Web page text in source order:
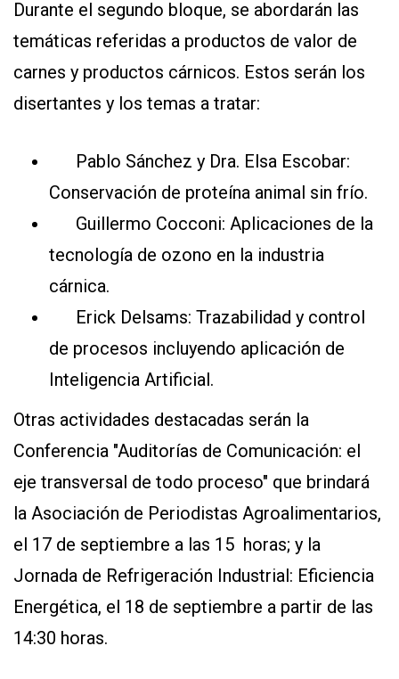
Durante el segundo bloque, se abordarán las
temáticas referidas a productos de valor de
carnes y productos cárnicos. Estos serán los
disertantes y los temas a tratar:
Pablo Sánchez y Dra. Elsa Escobar:
Conservación de proteína animal sin frío.
Guillermo Cocconi: Aplicaciones de la
tecnología de ozono en la industria
cárnica.
Erick Delsams: Trazabilidad y control
de procesos incluyendo aplicación de
Inteligencia Artificial.
Otras actividades destacadas serán la
Conferencia "Auditorías de Comunicación: el
eje transversal de todo proceso" que brindará
la Asociación de Periodistas Agroalimentarios,
el 17 de septiembre a las 15 horas; y la
Jornada de Refrigeración Industrial: Eficiencia
Energética, el 18 de septiembre a partir de las
14:30 horas.